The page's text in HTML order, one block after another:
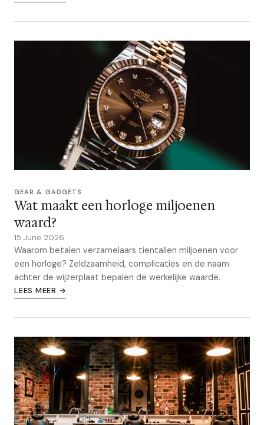
GEAR & GADGETS
Wat maakt een horloge miljoenen
waard?
15 June 2026
Waarom betalen verzamelaars tientallen miljoenen voor
een horloge? Zeldzaamheid, complicaties en de naam
achter de wijzerplaat bepalen de werkelijke waarde.
LEES MEER →